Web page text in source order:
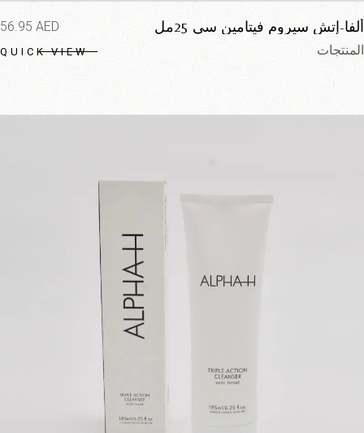
ألفا-إتش سيروم فيتامين سي 25مل 56.95 AED
المنتجات
QUICK VIEW